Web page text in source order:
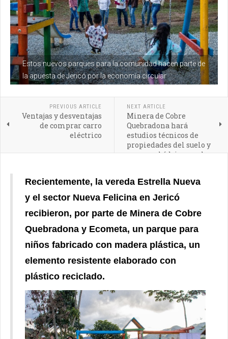
Estos nuevos parques para la comunidad hacen parte de
la apuesta de Jericó por la economía circular
PREVIOUS ARTICLE
Ventajas y desventajas
de comprar carro
eléctrico
NEXT ARTICLE
Minera de Cobre
Quebradona hará
estudios técnicos de
propiedades del suelo y
recursos hídricos en la
Recientemente, la vereda Estrella Nueva
y el sector Nueva Felicina en Jericó
recibieron, por parte de Minera de Cobre
Quebradona y Ecometa, un parque para
niños fabricado con madera plástica, un
elemento resistente elaborado con
plástico reciclado.